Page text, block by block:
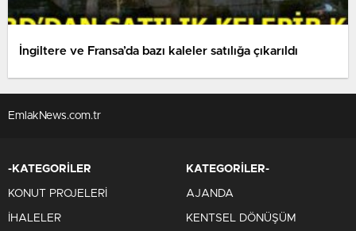
İngiltere ve Fransa’da bazı kaleler satılığa çıkarıldı
EmlakNews.com.tr
-KATEGORİLER
KONUT PROJELERİ
İHALELER
KATEGORİLER-
AJANDA
KENTSEL DÖNÜŞÜM